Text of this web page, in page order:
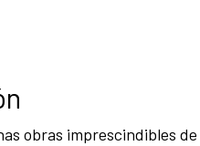
obras imprescindibles